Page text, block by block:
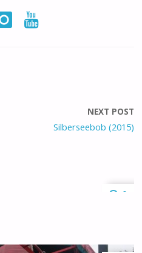
NEXT POST
Silberseebob (2015)
0